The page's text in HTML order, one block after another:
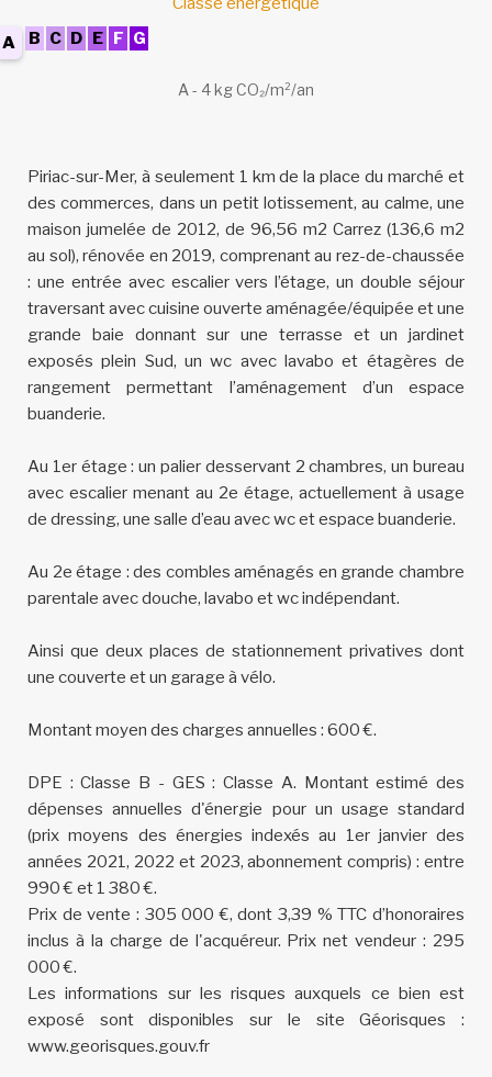
A
B C D E F G
A - 4 kg CO₂/m²/an
Piriac-sur-Mer, à seulement 1 km de la place du marché et
des commerces, dans un petit lotissement, au calme, une
maison jumelée de 2012, de 96,56 m2 Carrez (136,6 m2
au sol), rénovée en 2019, comprenant au rez-de-chaussée
: une entrée avec escalier vers l’étage, un double séjour
traversant avec cuisine ouverte aménagée/équipée et une
grande baie donnant sur une terrasse et un jardinet
exposés plein Sud, un wc avec lavabo et étagères de
rangement permettant l’aménagement d’un espace
buanderie.
Au 1er étage : un palier desservant 2 chambres, un bureau
avec escalier menant au 2e étage, actuellement à usage
de dressing, une salle d’eau avec wc et espace buanderie.
Au 2e étage : des combles aménagés en grande chambre
parentale avec douche, lavabo et wc indépendant.
Ainsi que deux places de stationnement privatives dont
une couverte et un garage à vélo.
Montant moyen des charges annuelles : 600 €.
DPE : Classe B - GES : Classe A. Montant estimé des
dépenses annuelles d'énergie pour un usage standard
(prix moyens des énergies indexés au 1er janvier des
années 2021, 2022 et 2023, abonnement compris) : entre
990 € et 1 380 €.
Prix de vente : 305 000 €, dont 3,39 % TTC d’honoraires
inclus à la charge de l'acquéreur. Prix net vendeur : 295
000 €.
Les informations sur les risques auxquels ce bien est
exposé sont disponibles sur le site Géorisques :
www.georisques.gouv.fr